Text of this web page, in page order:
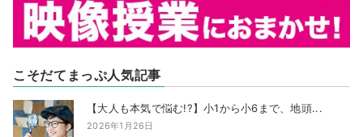
こそだてまっぷ人気記事
【大人も本気で悩む!?】小1から小6まで、地頭...
2026年1月26日